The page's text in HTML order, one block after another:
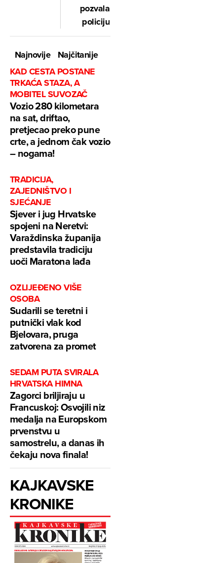
pozvala
policiju
Najnovije
Najčitanije
KAD CESTA POSTANE
TRKAĆA STAZA, A
MOBITEL SUVOZAČ
Vozio 280 kilometara
na sat, driftao,
pretjecao preko pune
crte, a jednom čak vozio
– nogama!
TRADICIJA,
ZAJEDNIŠTVO I
SJEĆANJE
Sjever i jug Hrvatske
spojeni na Neretvi:
Varaždinska županija
predstavila tradiciju
uoči Maratona lađa
OZLIJEĐENO VIŠE
OSOBA
Sudarili se teretni i
putnički vlak kod
Bjelovara, pruga
zatvorena za promet
SEDAM PUTA SVIRALA
HRVATSKA HIMNA
Zagorci briljiraju u
Francuskoj: Osvojili niz
medalja na Europskom
prvenstvu u
samostrelu, a danas ih
čekaju nova finala!
KAJKAVSKE
KRONIKE